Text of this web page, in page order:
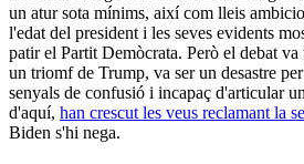
un atur sota mínims, així com lleis
l'edat del president i les seves evidents
patir el Partit Demòcrata. Però el debat va
un triomf de Trump, va ser un desastre
senyals de confusió i incapaç d'articular
d'aquí, han crescut les veus reclamant la
Biden s'hi nega.